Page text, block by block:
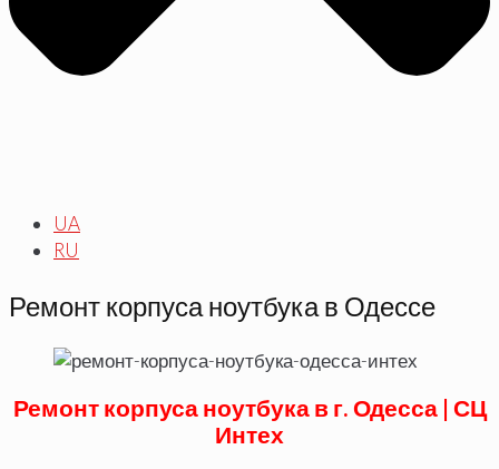
UA
RU
Ремонт корпуса ноутбука в Одессе
Ремонт корпуса ноутбука в г. Одесса | СЦ
Интех